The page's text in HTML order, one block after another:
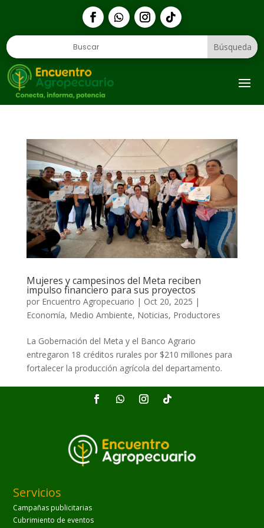
Mujeres y campesinos del Meta reciben
impulso financiero para sus proyectos
por Encuentro Agropecuario | Oct 20, 2025 |
Economía, Medio Ambiente, Noticias, Productores
La Gobernación del Meta y el Banco Agrario
entregaron 18 créditos rurales por $210 millones para
fortalecer la producción agrícola del departamento.
Servicios
Campañas publicitarias
Cubrimiento de eventos